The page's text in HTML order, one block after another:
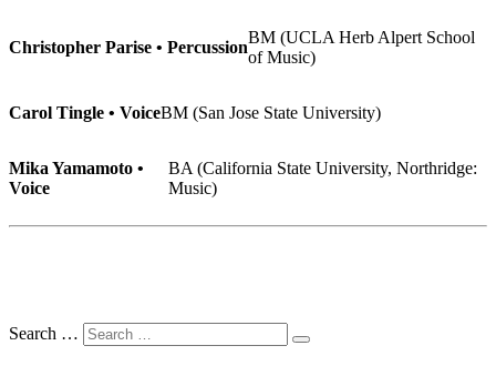
Christopher Parise • Percussion
BM (UCLA Herb Alpert School
of Music)
Carol Tingle • VoiceBM (San Jose State University)
Mika Yamamoto •
Voice
BA (California State University, Northridge:
Music)
Search …